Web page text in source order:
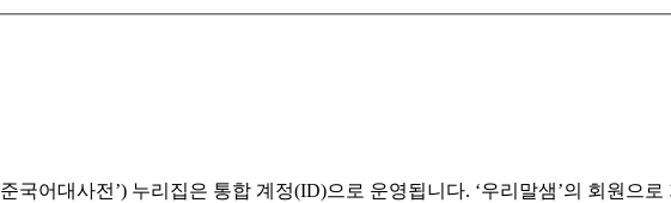
국어대사전’) 누리집은 통합 계정(ID)으로 운영됩니다. ‘우리말샘’의 회원으